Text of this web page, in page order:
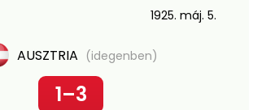
1925. máj. 5.
AUSZTRIA (idegenben)
1–3